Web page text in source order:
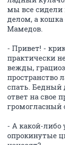
мы все сидели
делом, а кошка
Мамедов.
- Привет! -
практически
вежды,
пространство
спать. Бедный
ответ на свое
громогласный
- А какой-либо
опрокинутые